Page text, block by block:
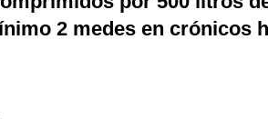
2 medes en crónicos